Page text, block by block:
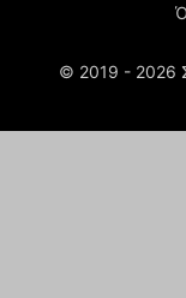
© 2019 - 2026